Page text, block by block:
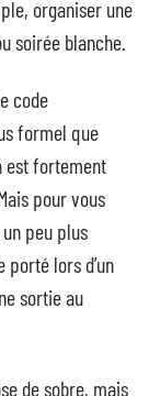
organiser une
soirée blanche.
code
formel que
est fortement
pour vous
peu plus
porté lors d’un
sortie au
de sobre, mais